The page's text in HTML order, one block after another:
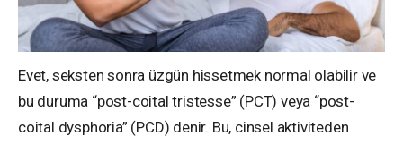
Evet, seksten sonra üzgün hissetmek normal olabilir ve
bu duruma “post-coital tristesse” (PCT) veya “post-
coital dysphoria” (PCD) denir. Bu, cinsel aktiviteden